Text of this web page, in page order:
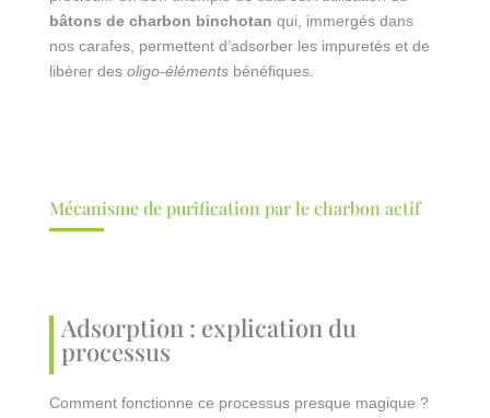
bâtons de charbon binchotan qui, immergés dans
nos carafes, permettent d’adsorber les impuretés et de
libérer des oligo-élémentsbénéfiques.
Mécanisme de purification par le charbon actif
Adsorption : explication du
processus
Comment fonctionne ce processus presque magique ?